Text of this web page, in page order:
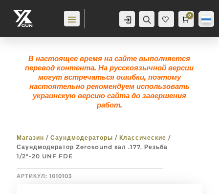
Аккаунт Поиск
Же
лан
Корзина
0
0,0грн
В настоящее время на сайте выполняется
перевод контента. На русскоязычной версии
могут встречаться ошибки, поэтому
настоятельно рекомендуем использовать
украинскую версию сайта до завершения
работ.
Магазин / Саундмодераторы / Классические /
Саундмодератор Zerosound кал .177. Резьба
1/2″-20 UNF FDE
АРТИКУЛ: 1010103